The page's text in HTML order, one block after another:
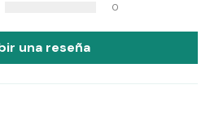
0
una reseña